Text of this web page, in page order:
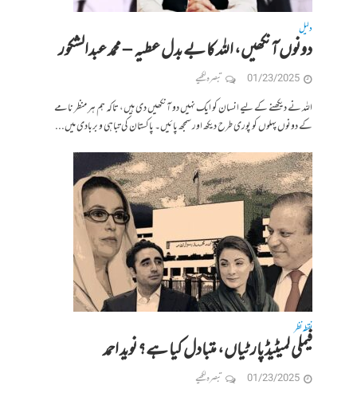
دلیل
دونوں آنکھیں، اللہ کا بے بدل عطیہ – محمد عبدالشکور
01/23/2025 تبصرہ لکھیے
اللہ نے دیکھنے کے لیے انسان کو ایک نہیں دو آنکھیں دی ہیں، تاکہ ہم ہر منظر نامے
کے دونوں پہلوں کو پوری طرح دیکھ اور سمجھ پائیں۔ پاکستان کی تباہی و بربادی میں...
نقطہ نظر
فیملی لمیٹیڈ پارٹیاں، متبادل کیا ہے؟ نوید احمد
01/23/2025 تبصرہ لکھیے